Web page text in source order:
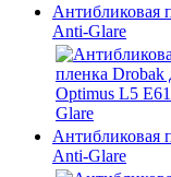
Антибликовая
Anti-Glare
Антибликовая
Anti-Glare